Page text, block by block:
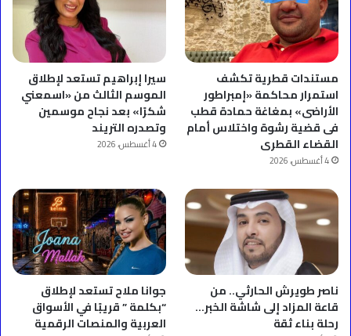
مستندات قطرية تكشف
استمرار محاكمة «إمبراطور
الأراضى» بمغاغة حمادة قطب
فى قضية رشوة واختلاس أمام
القضاء القطرى
4 أغسطس، 2026
سيرا إبراهيم تستعد لإطلاق
الموسم الثالث من «اسمعني
شكرًا» بعد نجاح موسمين
وتصدره التريند
4 أغسطس، 2026
ناصر طويرش الحارثي.. من
قاعة المزاد إلى شاشة الخبر…
رحلة بناء ثقة
جوانا ملاح تستعد لإطلاق
“بكلمة ” قريبًا في الأسواق
العربية والمنصات الرقمية